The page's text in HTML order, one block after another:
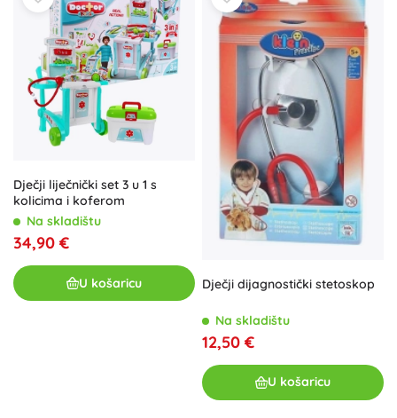
Dječji liječnički set 3 u 1 s
kolicima i koferom
Na skladištu
34,90 €
U košaricu Dječji dijagnostički stetoskop
Na skladištu
12,50 €
U košaricu